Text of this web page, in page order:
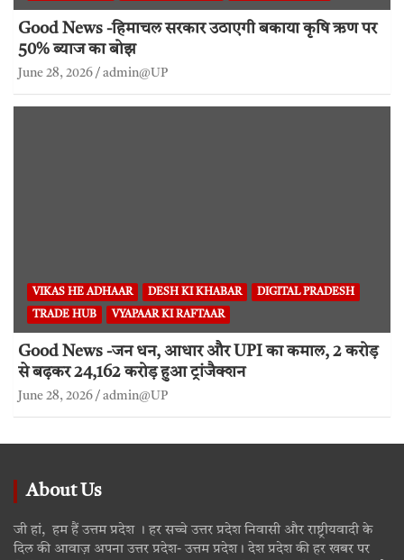
Good News -हिमाचल सरकार उठाएगी बकाया कृषि ऋण पर
50% ब्याज का बोझ
June 28, 2026 admin@UP
VIKAS HE ADHAAR DESH KI KHABAR DIGITAL PRADESH
TRADE HUB VYAPAAR KI RAFTAAR
Good News -जन धन, आधार और UPI का कमाल, 2 करोड़
से बढ़कर 24,162 करोड़ हुआ ट्रांजैक्शन
June 28, 2026 admin@UP
About Us
जी हां, हम हैं उत्तम प्रदेश । हर सच्चे उत्तर प्रदेश निवासी और राष्ट्रीयवादी के
दिल की आवाज़ अपना उत्तर प्रदेश- उत्तम प्रदेश। देश प्रदेश की हर खबर पर